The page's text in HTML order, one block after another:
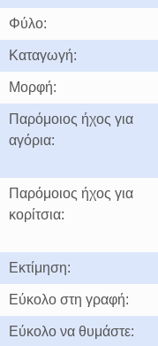
Φύλο:
Καταγωγή:
Μορφή:
Παρόμοιος ήχος για
αγόρια:
Παρόμοιος ήχος για
κορίτσια:
Εκτίμηση:
Εύκολο στη γραφή:
Εύκολο να θυμάστε: